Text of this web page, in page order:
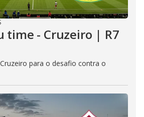
time - Cruzeiro | R7
para o desafio contra o